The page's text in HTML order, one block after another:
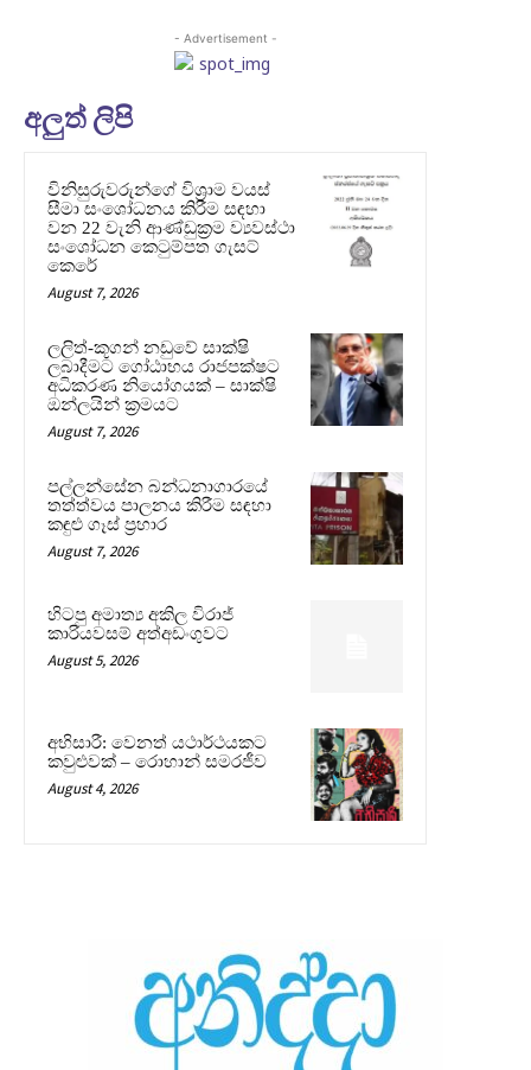
- Advertisement -
අලුත් ලිපි
විනිසුරුවරුන්ගේ විශ්‍රාම වයස්
සීමා සංශෝධනය කිරීම සඳහා
වන 22 වැනි ආණ්ඩුක්‍රම ව්‍යවස්ථා
සංශෝධන කෙටුම්පත ගැසට්
කෙරේ
August 7, 2026
ලලිත්-කූගන් නඩුවේ සාක්ෂි
ලබාදීමට ගෝඨාභය රාජපක්ෂට
අධිකරණ නියෝගයක් – සාක්ෂි
ඔන්ලයින් ක්‍රමයට
August 7, 2026
පල්ලන්සේන බන්ධනාගාරයේ
තත්ත්වය පාලනය කිරීම සඳහා
කඳුළු ගෑස් ප්‍රහාර
August 7, 2026
හිටපු අමාත්‍ය අකිල විරාජ්
කාරියවසම් අත්අඩංගුවට
August 5, 2026
අභිසාරී: වෙනත් යථාර්ථයකට
කවුළුවක් – රොහාන් සමරජීව
August 4, 2026